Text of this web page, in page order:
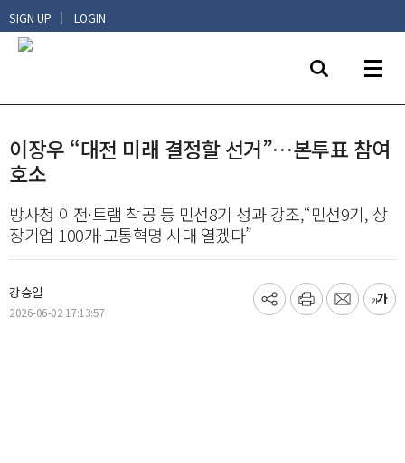
SIGN UP | LOGIN
이장우 “대전 미래 결정할 선거”…본투표 참여
호소
방사청 이전·트램 착공 등 민선8기 성과 강조,“민선9기, 상
장기업 100개·교통혁명 시대 열겠다”
강승일
2026-06-02 17:13:57
기
프
메
글